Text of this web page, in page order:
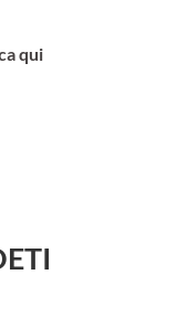
qui